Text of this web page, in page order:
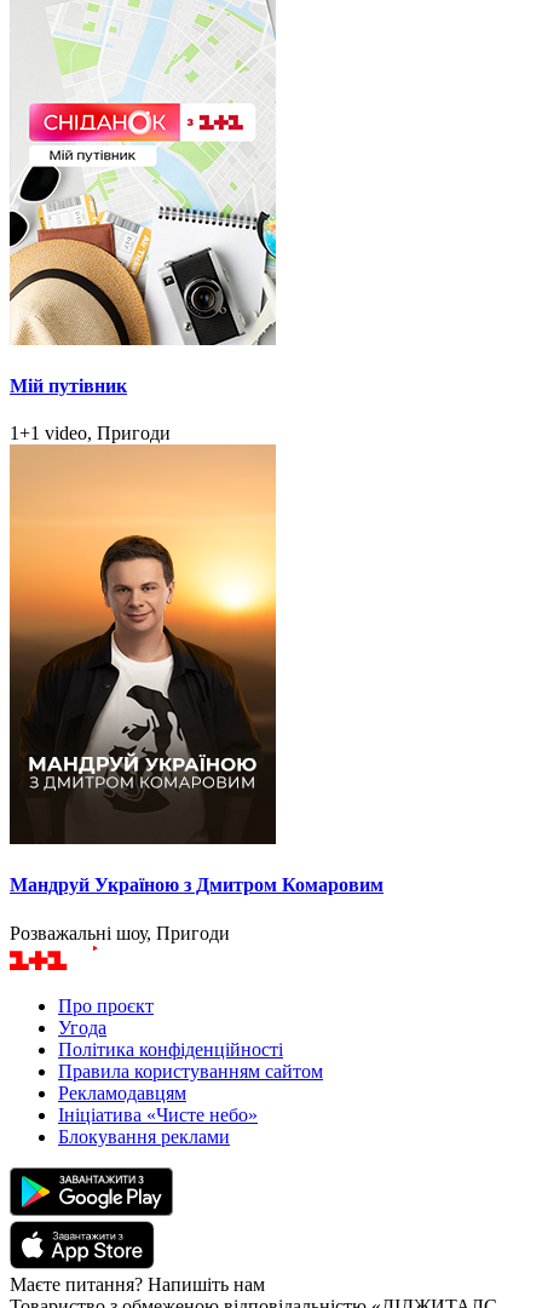
Мій путівник
1+1 video, Пригоди
Мандруй Україною з Дмитром Комаровим
Розважальні шоу, Пригоди
Про проєкт
Угода
Політика конфіденційності
Правила користуванням сайтом
Рекламодавцям
Ініціатива «Чисте небо»
Блокування реклами
Маєте питання? Напишіть нам